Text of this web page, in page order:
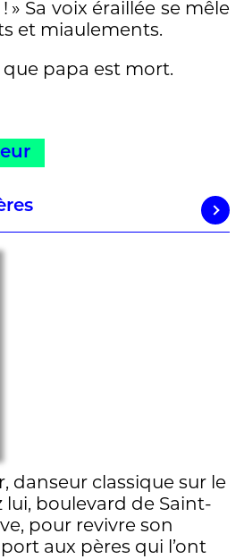
» Sa voix éraillée se mêle
et miaulements.
que papa est mort.
danseur classique sur le
lui, boulevard de Saint-
pour revivre son
aux pères qui l’ont